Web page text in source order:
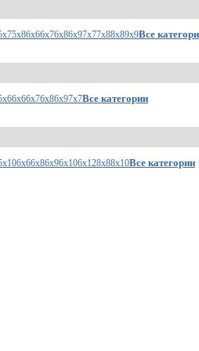
5x86x66x76x86x97x77x88x89x9Все
6x66x76x86x97x7Все категории
6x66x86x96x106x128x88x10Все категории